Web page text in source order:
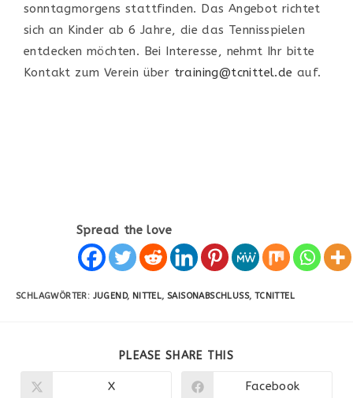
sonntagmorgens stattfinden. Das Angebotrichtet
sich an Kinder ab 6 Jahre, die das Tennisspielen
entdecken möchten. Bei Interesse, nehmt Ihr bitte
Kontakt zum Verein über training@tcnittel.de auf.
Spread the love
SCHLAGWÖRTER: JUGEND, NITTEL, SAISONABSCHLUSS, TCNITTEL
PLEASE SHARE THIS
X Facebook